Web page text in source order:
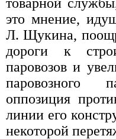
это мнение,
Л. Щукина,
дороги к
паровозов и
паровозного
оппозиция
линии его
некоторой